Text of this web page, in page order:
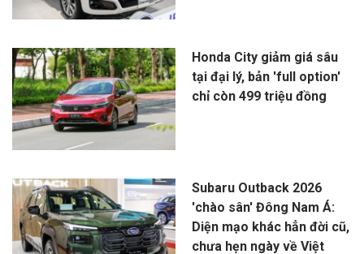
Honda City giảm giá sâu
tại đại lý, bản 'full option'
chỉ còn 499 triệu đồng
Subaru Outback 2026
'chào sân' Đông Nam Á:
Diện mạo khác hẳn đời cũ,
chưa hẹn ngày về Việt